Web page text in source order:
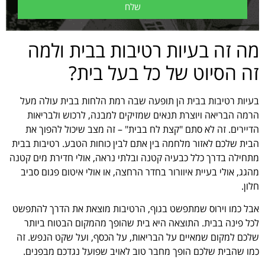
שלח
מה זה בעיות רטיבות בבית ולמה
זה הסיוט של כל בעל בית?
בעיות רטיבות בבית הן תופעה שבה רמת הלחות בבית עולה מעל
הרמה הבריאה ויוצרת תנאים שמזיקים למבנה, לרכוש ולבריאות
הדיירים. זה לא סתם "קצת לח בבית" – זה מצב שיכול להפוך את
הבית שלכם לאזור מלחמה בין אתם לבין כוחות הטבע. רטיבות בבית
מתחילה בדרך כלל כבעיה קטנה ובלתי נראה, אולי חדירת מים קטנה
מהגג, אולי בעיית איוורור בחדר הרחצה, או אולי איטום פגום סביב
חלון.
אבל כמו וירוס שמתפשט בגוף, הרטיבות מוצאת את הדרך להתפשט
לכל פינה בבית. התוצאה היא בית שהופך מהמקום הבטוח ביותר
שלכם למקום שמאיים על הבריאות, על הכסף, ועל שקט הנפש. זה
כמו שהבית שלכם הופך מחבר טוב לאויב שפועל נגדכם מבפנים.